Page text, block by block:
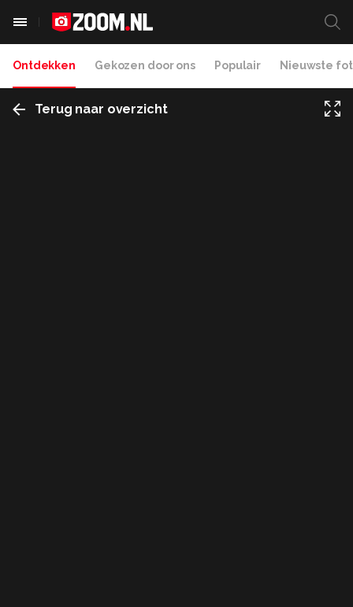
Ontdekken Gekozen door ons Populair Nieuwste
Terug naar overzicht